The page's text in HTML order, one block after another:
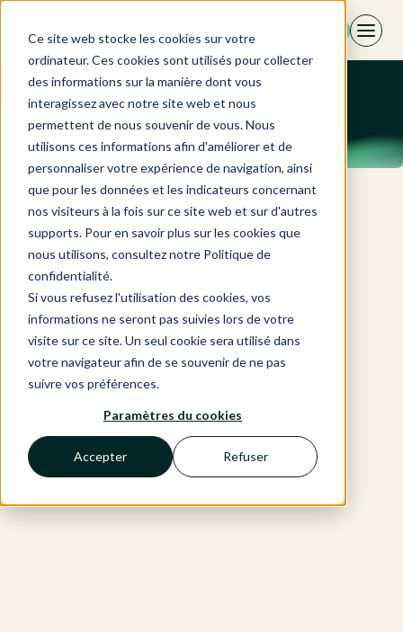
Ce site web stocke les cookies sur votre
ordinateur. Ces cookies sont utilisés pour collecter
des informations sur la manière dont vous
interagissez avec notre site web et nous
permettent de nous souvenir de vous. Nous
utilisons ces informations afin d'améliorer et de
personnaliser votre expérience de navigation, ainsi
que pour les données et les indicateurs concernant
nos visiteurs à la fois sur ce site web et sur d'autres
supports. Pour en savoir plus sur les cookies que
nous utilisons, consultez notre Politique de
confidentialité.
Si vous refusez l'utilisation des cookies, vos
informations ne seront pas suivies lors de votre
visite sur ce site. Un seul cookie sera utilisé dans
votre navigateur afin de se souvenir de ne pas
suivre vos préférences.
Paramètres du cookies
Accepter Refuser
Aller
contenu